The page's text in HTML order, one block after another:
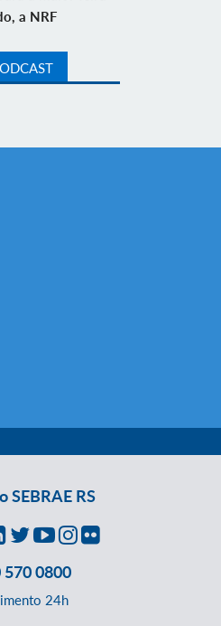
a NRF
SEBRAE RS
570 0800
24h